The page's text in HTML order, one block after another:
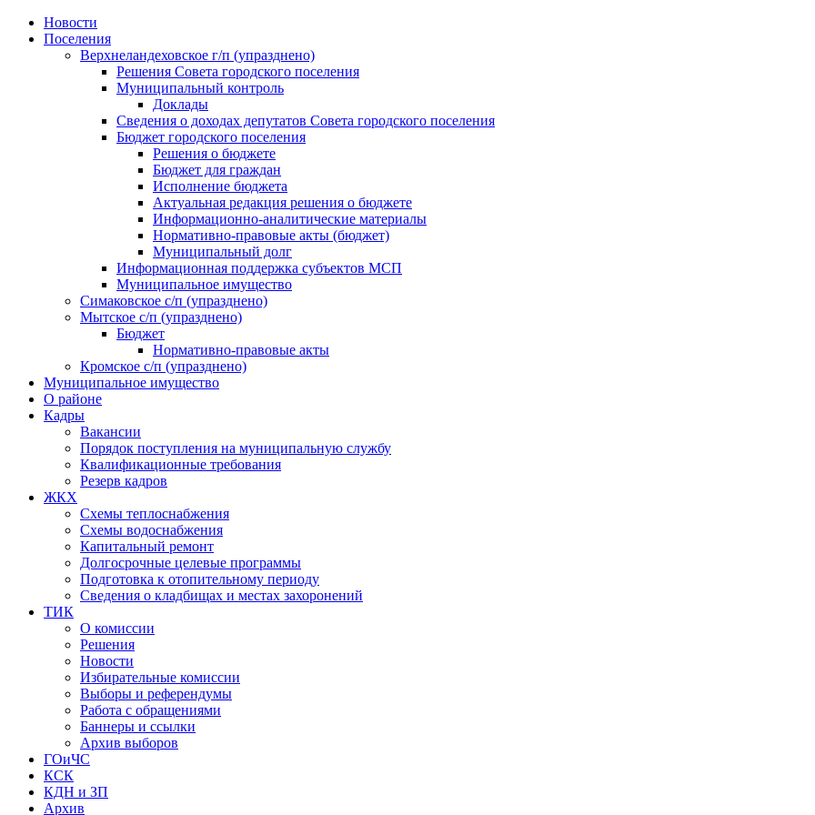
Skip
Новости
Поселения
Верхнеландеховское г/п (упразднено)
Решения Совета городского поселения
Муниципальный контроль
Доклады
Сведения о доходах депутатов Совета городского поселения
Бюджет городского поселения
Решения о бюджете
Бюджет для граждан
Исполнение бюджета
Актуальная редакция решения о бюджете
Информационно-аналитические материалы
Нормативно-правовые акты (бюджет)
Муниципальный долг
Информационная поддержка субъектов МСП
Муниципальное имущество
Симаковское с/п (упразднено)
Мытское с/п (упразднено)
Бюджет
Нормативно-правовые акты
Кромское с/п (упразднено)
Муниципальное имущество
О районе
Кадры
Вакансии
Порядок поступления на муниципальную службу
Квалификационные требования
Резерв кадров
ЖКХ
Схемы теплоснабжения
Схемы водоснабжения
Капитальный ремонт
Долгосрочные целевые программы
Подготовка к отопительному периоду
Сведения о кладбищах и местах захоронений
ТИК
О комиссии
Решения
Новости
Избирательные комиссии
Выборы и референдумы
Работа с обращениями
Баннеры и ссылки
Архив выборов
ГОиЧС
КСК
КДН и ЗП
Архив